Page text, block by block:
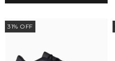
31% OFF